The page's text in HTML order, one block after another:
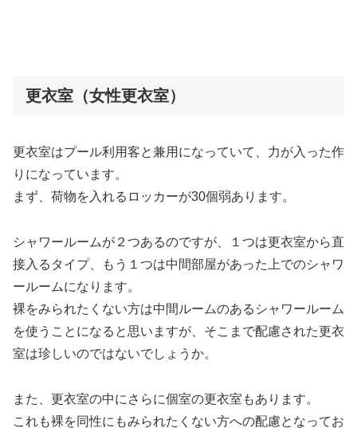
更衣室（女性更衣室）
更衣室はプール利用客と兼用になっていて、力が入った作
りになっています。
まず、荷物を入れるロッカーが30個弱あります。
シャワールームが２つあるのですが、１つは更衣室から直
接入るタイプ、もう１つは中間部屋があった上でのシャワ
ールームになります。
裸をみられたくない方は中間ルームのあるシャワールーム
を使うことになると思いますが、そこまで配慮された更衣
室は珍しいのではないでしょうか。
また、更衣室の中にさらに個室の更衣室もあります。
これも裸を同性にもみられたくない方への配慮となってお